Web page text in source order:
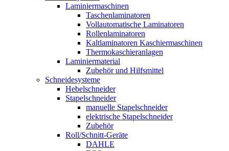
Laminiermaschinen
Taschenlaminatoren
Vollautomatische Laminatoren
Rollenlaminatoren
Kaltlaminatoren Kaschiermaschinen
Thermokaschieranlagen
Laminiermaterial
Zubehör und Hilfsmittel
Schneidesysteme
Hebelschneider
Stapelschneider
manuelle Stapelschneider
elektrische Stapelschneider
Zubehör
Roll/Schnitt-Geräte
DAHLE